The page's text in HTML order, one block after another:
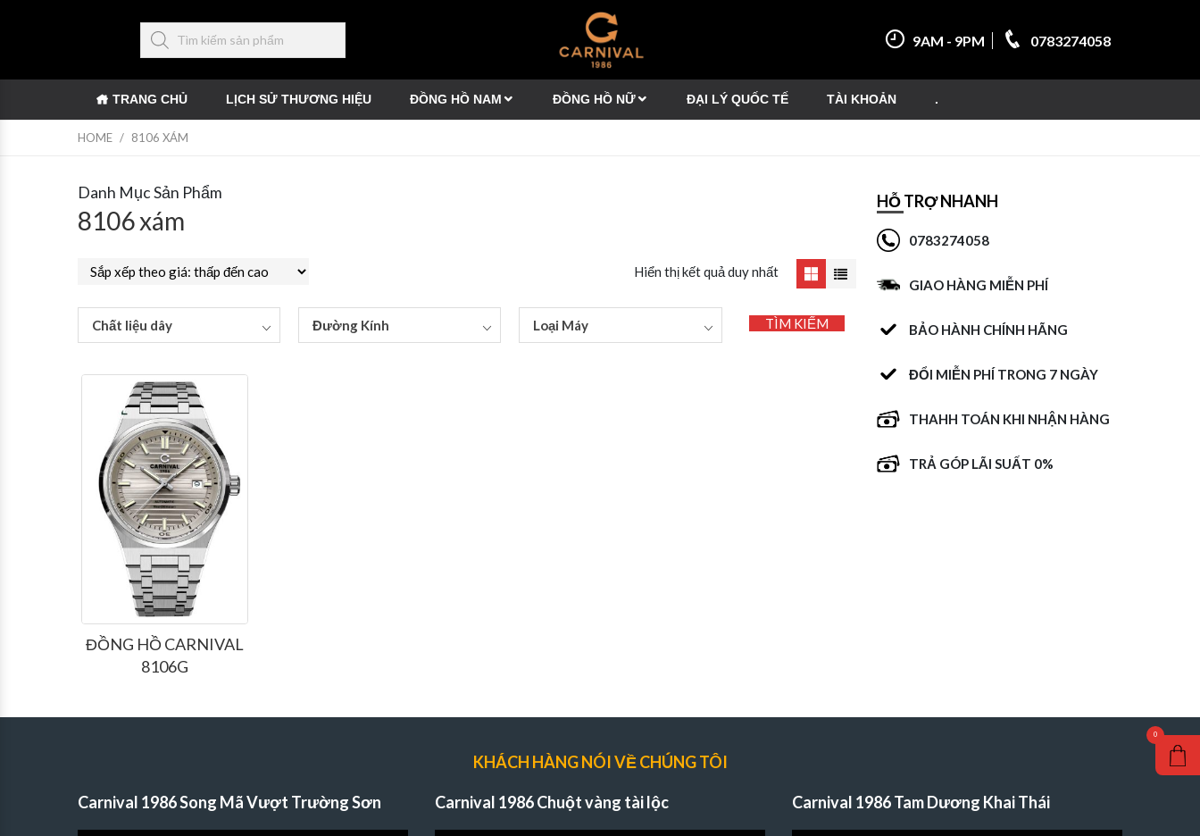
9AM - 9PM 0783274058
TRANG CHỦ LỊCH SỬ THƯƠNG HIỆU ĐỒNG HỒ NAM ĐỒNG HỒ NỮ ĐẠI LÝ QUỐC TẾ TÀI KHOẢN .
HOME / 8106 XÁM
Danh Mục Sản Phẩm
8106 xám
Hiển thị kết quả duy nhất
Chất liệu dây Đường Kính Loại Máy TÌM KIẾM
ĐỒNG HỒ CARNIVAL
8106G
HỖ TRỢ NHANH
0783274058
GIAO HÀNG MIỄN PHÍ
BẢO HÀNH CHÍNH HÃNG
ĐỔI MIỄN PHÍ TRONG 7 NGÀY
THAHH TOÁN KHI NHẬN HÀNG
TRẢ GÓP LÃI SUẤT 0%
KHÁCH HÀNG NÓI VỀ CHÚNG TÔI
Carnival 1986 Song Mã Vượt Trường Sơn Carnival 1986 Chuột vàng tài lộc Carnival 1986 Tam Dương Khai Thái